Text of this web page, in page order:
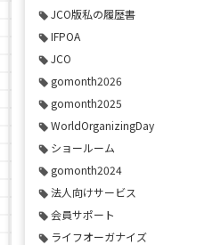
JCO版私の履歴書
IFPOA
JCO
gomonth2026
gomonth2025
WorldOrganizingDay
ショールーム
gomonth2024
法人向けサービス
会員サポート
ライフオーガナイズ